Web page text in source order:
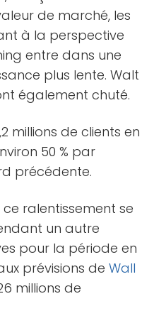
de marché, les
à la perspective
entre dans une
plus lente. Walt
également chuté.
millions de clients en
50 % par
précédente.
ralentissement se
un autre
pour la période en
prévisions de Wall
millions de